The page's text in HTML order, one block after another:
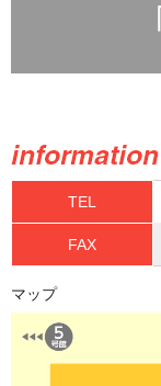
TEL
FAX
マップ